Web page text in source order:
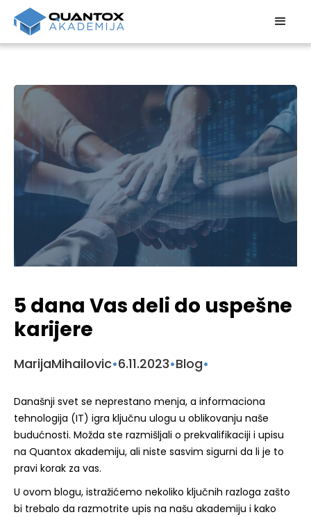
5 dana Vas deli do uspešne
karijere
MarijaMihailovic•6.11.2023•Blog•
Današnji svet se neprestano menja, a informaciona
tehnologija (IT) igra ključnu ulogu u oblikovanju naše
budućnosti. Možda ste razmišljali o prekvalifikaciji i upisu
na Quantox akademiju, ali niste sasvim sigurni da li je to
pravi korak za vas.
U ovom blogu, istražićemo nekoliko ključnih razloga zašto
bi trebalo da razmotrite upis na našu akademiju i kako